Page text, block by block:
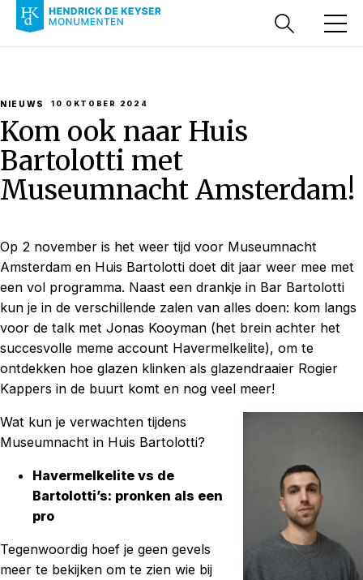
NIEUWS 10 OKTOBER 2024
Kom ook naar Huis
Bartolotti met
Museumnacht Amsterdam!
Op 2 november is het weer tijd voor Museumnacht
Amsterdam en Huis Bartolotti doet dit jaar weer mee met
een vol programma. Naast een drankje in Bar Bartolotti
kun je in de verschillende zalen van alles doen: kom langs
voor de talk met Jonas Kooyman (het brein achter het
succesvolle meme account Havermelkelite), om te
ontdekken hoe glazen klinken als glazendraaier Rogier
Kappers in de buurt komt en nog veel meer!
Wat kun je verwachten tijdens
Museumnacht in Huis Bartolotti?
Havermelkelite vs de
Bartolotti’s: pronken als een
pro
Tegenwoordig hoef je geen gevels
meer te bekijken om te zien wie bij